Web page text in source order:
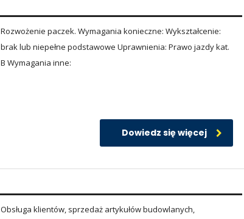
Rozwożenie paczek. Wymagania konieczne: Wykształcenie:
brak lub niepełne podstawowe Uprawnienia: Prawo jazdy kat.
B Wymagania inne:
Dowiedz się więcej
Obsługa klientów, sprzedaż artykułów budowlanych,